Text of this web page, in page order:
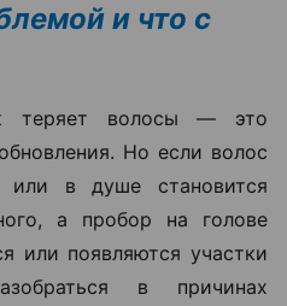
и что с
теряет волосы — это
Но если волос
или в душе становится
а пробор на голове
или появляются участки
в причинах